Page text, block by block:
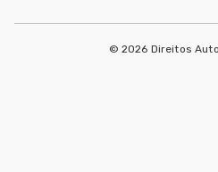
© 2026 Direitos